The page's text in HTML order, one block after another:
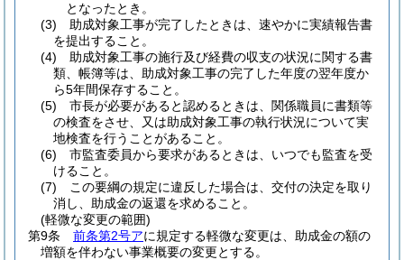
となったとき。
(3)
助成対象工事が完了したときは、速やかに実績報告書
を提出すること。
(4)
助成対象工事の施行及び経費の収支の状況に関する書
類、帳簿等は、助成対象工事の完了した年度の翌年度か
ら5年間保存すること。
(5)
市長が必要があると認めるときは、関係職員に書類等
の検査をさせ、又は助成対象工事の執行状況について実
地検査を行うことがあること。
(6)
市監査委員から要求があるときは、いつでも監査を受
けること。
(7)
この要綱の規定に違反した場合は、交付の決定を取り
消し、助成金の返還を求めること。
(軽微な変更の範囲)
第9条
前条第2号アに規定する軽微な変更は、助成金の額の
増額を伴わない事業概要の変更とする。